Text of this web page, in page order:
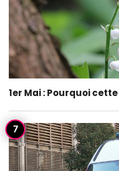
1er Mai : Pourquoi